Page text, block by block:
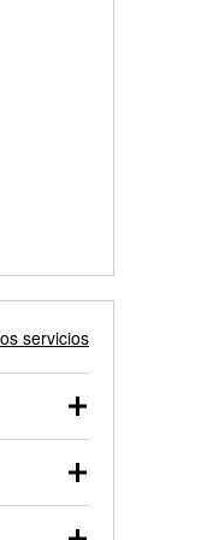
servicios
en